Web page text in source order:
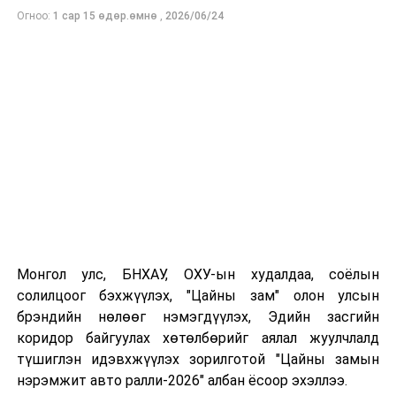
Үүнээс, өсвөр үеийн насны ангилалд 2 алт, 5 мөнгө,
Огноо: 1 сар 15 өдөр.өмнө , 2026/06/24
Монгол улс, БНХАУ, ОХУ-ын худалдаа, соёлын
солилцоог бэхжүүлэх, "Цайны зам" олон улсын
брэндийн нөлөөг нэмэгдүүлэх, Эдийн засгийн
коридор байгуулах хөтөлбөрийг аялал жуулчлалд
түшиглэн идэвхжүүлэх зорилготой "Цайны замын
нэрэмжит авто ралли-2026" албан ёсоор эхэллээ.